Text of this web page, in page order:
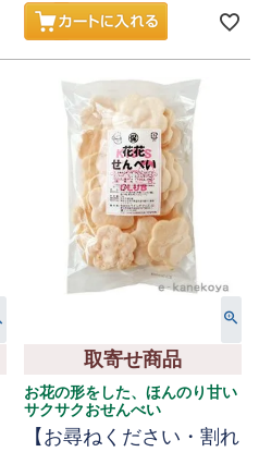
取寄せ商品
お花の形をした、ほんのり甘い
サクサクおせんべい
【お尋ねください・割れ